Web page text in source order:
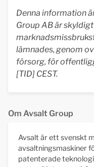
Denna information
Group AB är
lämnades, genom
försorg, för
[TID] CEST.
Om Avsalt Group
Avsalt är ett svenskt
avsaltningsmaskiner
patenterade